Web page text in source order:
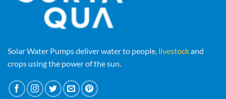
Solar Water Pumps deliver water to people, livestockand
crops using the power of the sun.